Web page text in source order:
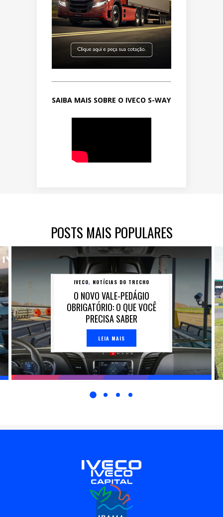
SAIBA MAIS SOBRE O IVECO S-WAY
POSTS MAIS POPULARES
IVECO, NOTÍCIAS DO TRECHO
O NOVO VALE-PEDÁGIO
OBRIGATÓRIO: O QUE VOCÊ
PRECISA SABER
LEIA MAIS